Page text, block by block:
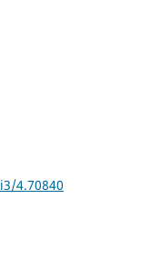
4.70840